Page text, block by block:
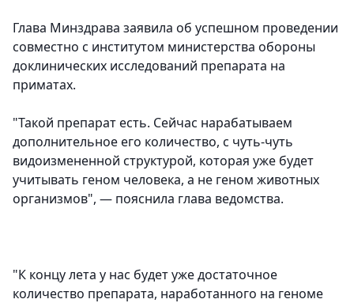
Глава Минздрава заявила об успешном проведении
совместно с институтом министерства обороны
доклинических исследований препарата на
приматах.
"Такой препарат есть. Сейчас нарабатываем
дополнительное его количество, с чуть-чуть
видоизмененной структурой, которая уже будет
учитывать геном человека, а не геном животных
организмов", — пояснила глава ведомства.
"К концу лета у нас будет уже достаточное
количество препарата, наработанного на геноме